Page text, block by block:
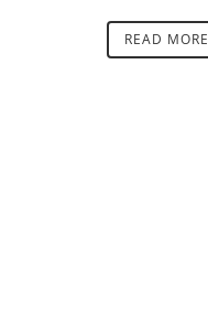
READ MORE